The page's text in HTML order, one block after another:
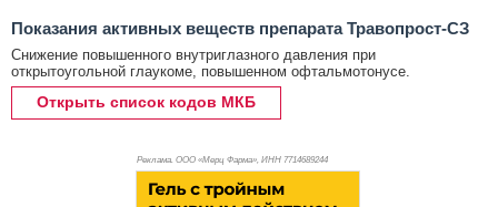
Показания активных веществ препарата Травопрост-СЗ
Снижение повышенного внутриглазного давления при
открытоугольной глаукоме, повышенном офтальмотонусе.
Открыть список кодов МКБ
Реклама. ООО «Мерц Фарма», ИНН 7714689244